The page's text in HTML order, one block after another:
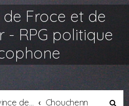
Froce et de
- RPG politique
Chouchenn